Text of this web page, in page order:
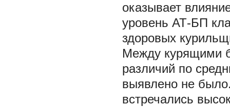
оказывает
уровень АТ-БП
здоровых
Между курящими
различий по
выявлено не
встречались